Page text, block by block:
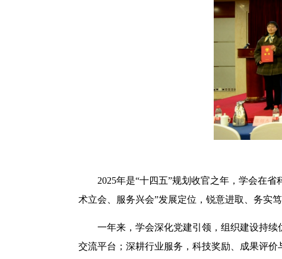
2025年是“十四五”规划收官之年，学会在
术立会、服务兴会”发展定位，锐意进取、务实
一年来，学会深化党建引领，组织建设持
交流平台；深耕行业服务，科技奖励、成果评